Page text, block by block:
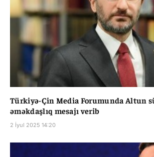
Türkiyə-Çin Media Forumunda Altun
əməkdaşlıq mesajı verib
2 İyul 2025 14:20